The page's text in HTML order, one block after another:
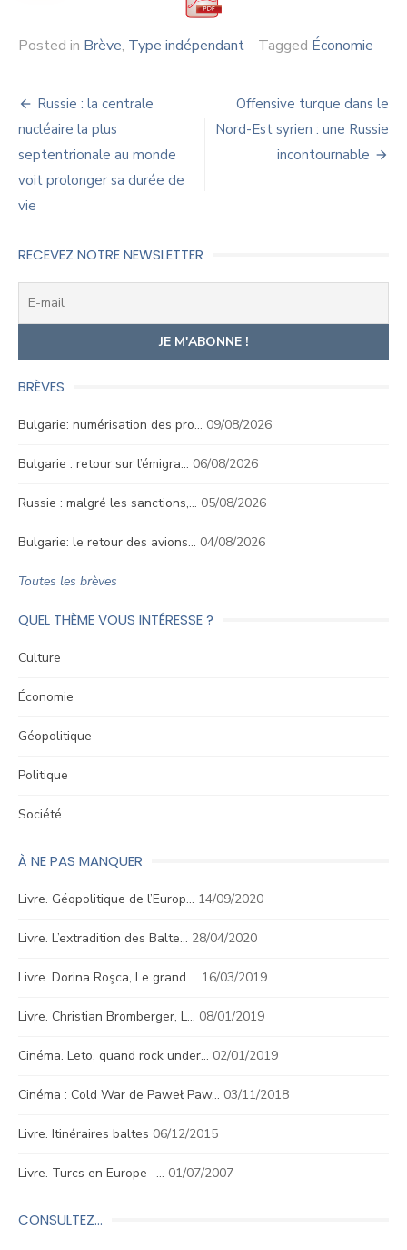
Posted in Brève, Type indépendant Tagged Économie
Navigation
de
l’article
Russie : la centrale
nucléaire la plus
septentrionale au monde
voit prolonger sa durée de
vie
Offensive turque dans le
Nord-Est syrien : une Russie
incontournable
RECEVEZ NOTRE NEWSLETTER
BRÈVES
Bulgarie: numérisation des pro… 09/08/2026
Bulgarie : retour sur l’émigra… 06/08/2026
Russie : malgré les sanctions,… 05/08/2026
Bulgarie: le retour des avions… 04/08/2026
Toutes les brèves
QUEL THÈME VOUS INTÉRESSE ?
Culture
Économie
Géopolitique
Politique
Société
À NE PAS MANQUER
Livre. Géopolitique de l’Europ… 14/09/2020
Livre. L’extradition des Balte… 28/04/2020
Livre. Dorina Roşca, Le grand … 16/03/2019
Livre. Christian Bromberger, L… 08/01/2019
Cinéma. Leto, quand rock under… 02/01/2019
Cinéma : Cold War de Paweł Paw… 03/11/2018
Livre. Itinéraires baltes 06/12/2015
Livre. Turcs en Europe –… 01/07/2007
CONSULTEZ…